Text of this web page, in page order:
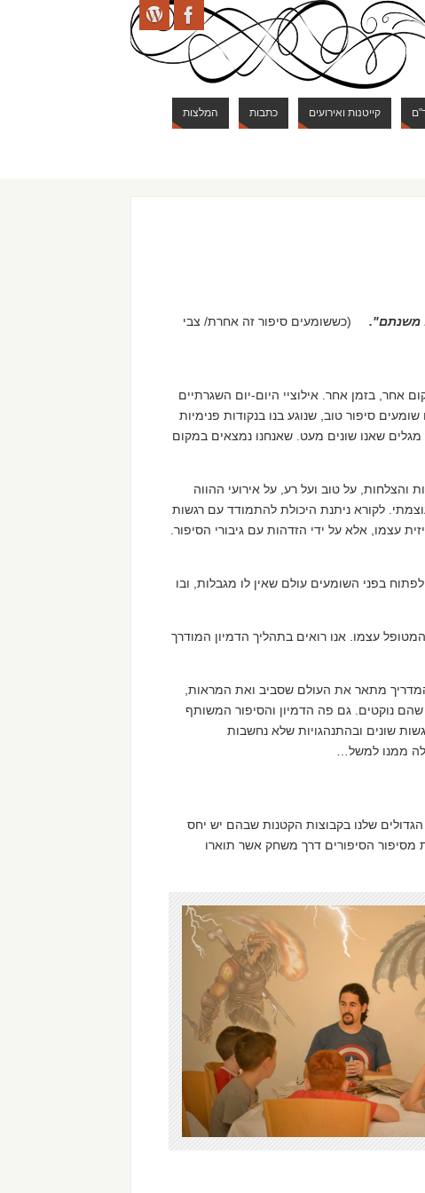
קייטנות ואירועים כתבות המלצות
משנתם".
(כששומעים סיפור זה אחרת/ צבי
אחר, בזמן אחר. אילוציי היום-יום השגרתיים
סיפור טוב, שנוגע בנו בנקודות פנימיות
מגלים שאנו שונים מעט. שאנחנו נמצאים במקום
והצלחות, על טוב ועל רע, על אירועי ההווה
לקורא ניתנת היכולת להתמודד עם רגשות
עצמו, אלא על ידי הזדהות עם גיבורי הסיפור.
בפני השומעים עולם שאין לו מגבלות, ובו
עצמו. אנו רואים בתהליך הדמיון המודרך
מתאר את העולם שסביב ואת המראות,
נוקטים. גם פה הדמיון והסיפור המשותף
שונים ובהתנהגויות שלא נחשבות
ממנו למשל…
שלנו בקבוצות הקטנות שבהם יש יחס
מסיפור הסיפורים דרך משחק אשר תוארו